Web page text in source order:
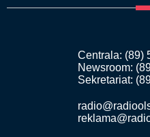
Centrala: (89)
Newsroom:
Sekretariat: